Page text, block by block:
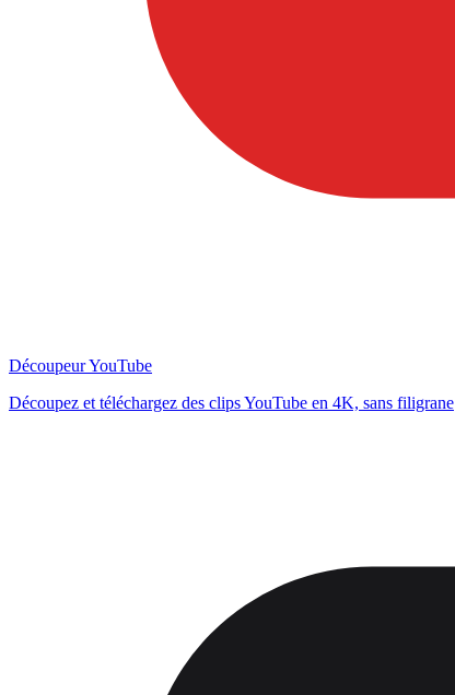
Découpeur YouTube
Découpez et téléchargez des clips YouTube en 4K, sans filigrane